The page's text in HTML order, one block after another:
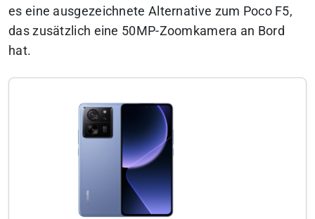
es eine ausgezeichnete Alternative zum Poco F5,
das zusätzlich eine 50MP-Zoomkamera an Bord
hat.